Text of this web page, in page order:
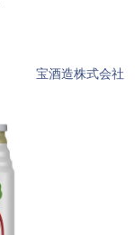
宝酒造株式会社